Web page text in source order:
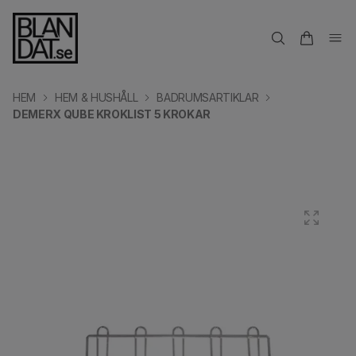
HEM HEM & HUSHÅLL
BADRUMSARTIKLAR
DEMERX QUBE KROKLIST 5 KROKAR